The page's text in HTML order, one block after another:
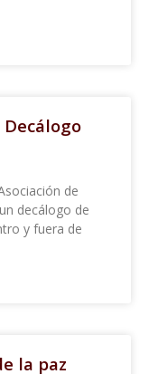
de
decálogo de
y fuera de
la paz